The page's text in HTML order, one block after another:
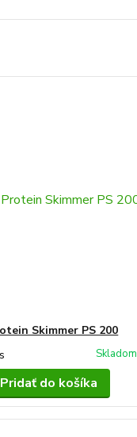
Skimmer PS 200
Skladom
Pridať do košíka